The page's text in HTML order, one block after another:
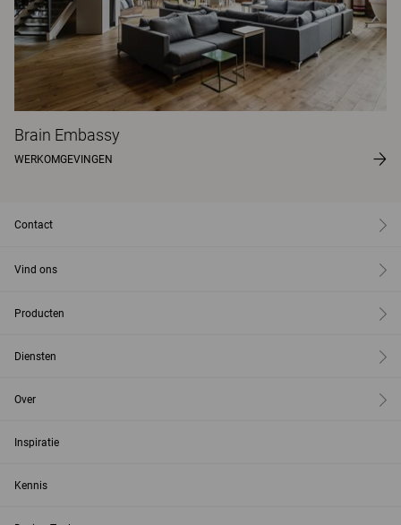
Brain Embassy
WERKOMGEVINGEN
Contact
Vind ons
Producten
Diensten
Over
Inspiratie
Kennis